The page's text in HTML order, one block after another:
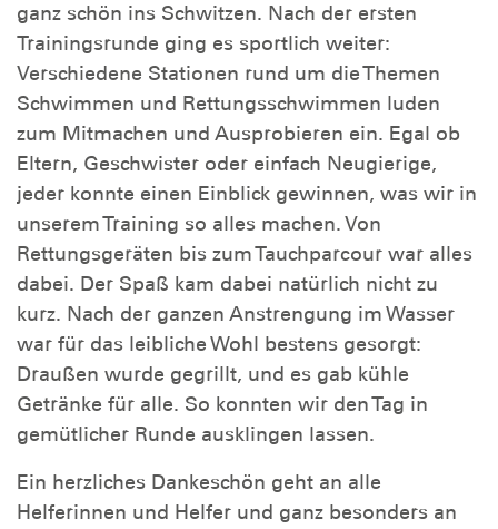
ganz schön ins Schwitzen. Nach der ersten
Trainingsrunde ging es sportlich weiter:
Verschiedene Stationen rund um die Themen
Schwimmen und Rettungsschwimmen luden
zum Mitmachen und Ausprobieren ein. Egal ob
Eltern, Geschwister oder einfach Neugierige,
jeder konnte einen Einblick gewinnen, was wir in
unserem Training so alles machen. Von
Rettungsgeräten bis zum Tauchparcour war alles
dabei. Der Spaß kam dabei natürlich nicht zu
kurz. Nach der ganzen Anstrengung im Wasser
war für das leibliche Wohl bestens gesorgt:
Draußen wurde gegrillt, und es gab kühle
Getränke für alle. So konnten wir den Tag in
gemütlicher Runde ausklingen lassen.
Ein herzliches Dankeschön geht an alle
Helferinnen und Helfer und ganz besonders an